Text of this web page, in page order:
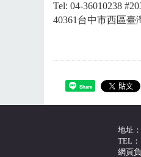
Tel: 04-36010238
40361 台中市西區臺
Share
地址
TEL
網頁